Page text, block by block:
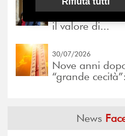
31/07/2026
Prima della
il valore di...
30/07/2026
Nove anni
“grande
News